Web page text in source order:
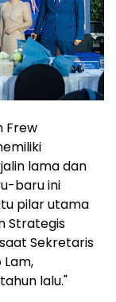
Frew
lama dan
baru ini
pilar utama
Strategis
Sekretaris
lalu."